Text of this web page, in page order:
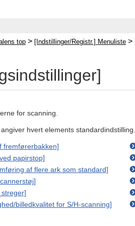
top > [Indstillinger/Registr.] Menuliste >
for scanning.
hvert elements standardindstilling.
fremførerbakken]
papirstop]
af flere ark som standard]
billedkvalitet for S/H-scanning]